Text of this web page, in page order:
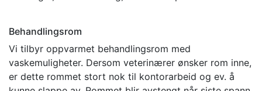
Behandlingsrom
Vi tilbyr oppvarmet behandlingsrom med
vaskemuligheter. Dersom veterinærer ønsker rom inne,
er dette rommet stort nok til kontorarbeid og ev. å